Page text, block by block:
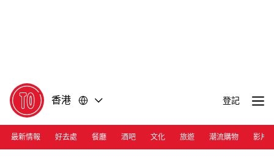
香港 登記
最新情報 好去處 餐廳 酒吧 文化 旅遊 潮流購物 影片
Photograph: Ann Chiu